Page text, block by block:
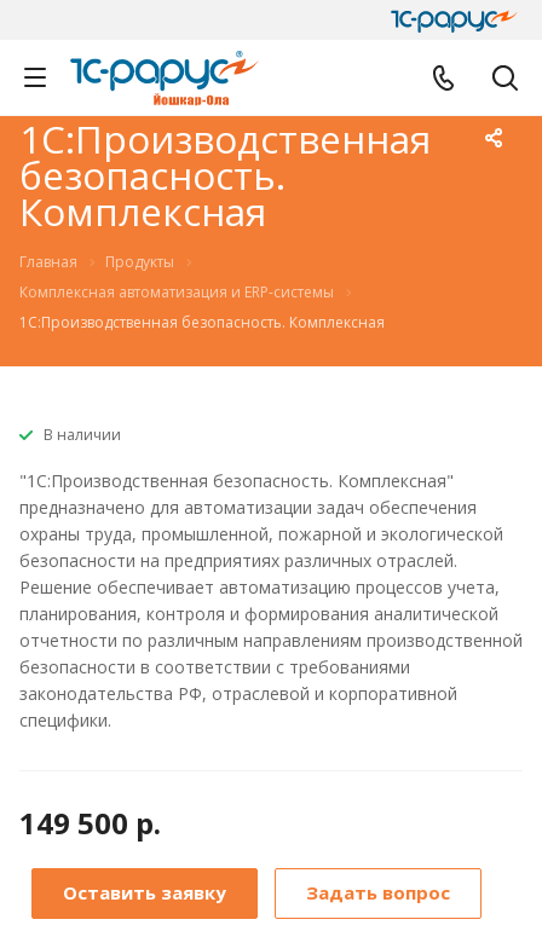
1С:Производственная
безопасность.
Комплексная
Главная
Продукты
Комплексная автоматизация и ERP-системы
1С:Производственная безопасность. Комплексная
В наличии
"1С:Производственная безопасность. Комплексная"
предназначено для автоматизации задач обеспечения
охраны труда, промышленной, пожарной и экологической
безопасности на предприятиях различных отраслей.
Решение обеспечивает автоматизацию процессов учета,
планирования, контроля и формирования аналитической
отчетности по различным направлениям производственной
безопасности в соответствии с требованиями
законодательства РФ, отраслевой и корпоративной
специфики.
149 500 р.
Оставить заявку Задать вопрос